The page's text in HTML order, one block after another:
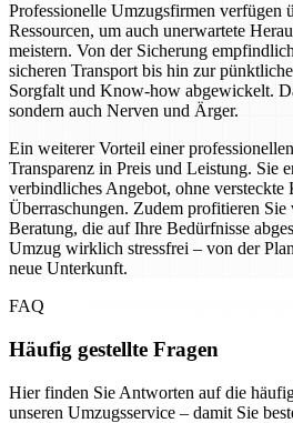
Professionelle Umzugsfirmen verfügen
Ressourcen, um auch unerwartete
meistern. Von der Sicherung
sicheren Transport bis hin zur
Sorgfalt und Know-how abgewickelt.
sondern auch Nerven und Ärger.
Ein weiterer Vorteil einer
Transparenz in Preis und Leistung. Sie
verbindliches Angebot, ohne
Überraschungen. Zudem profitieren
Beratung, die auf Ihre Bedürfnisse
Umzug wirklich stressfrei – von der
neue Unterkunft.
FAQ
Häufig gestellte Fragen
Hier finden Sie Antworten auf die
unseren Umzugsservice – damit Sie